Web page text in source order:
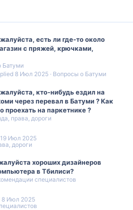
есть ли где-то около
с пряжей, крючками,
Батуми
Вопросы о Батуми
8 Июл 2025
кто-нибудь ездил на
через перевал в Батуми ? Как
проехать на паркетнике ?
права, дороги
дороги
19 Июл 2025
хороших дизайнеров
в Тбилиси?
специалистов
8 Июл 2025